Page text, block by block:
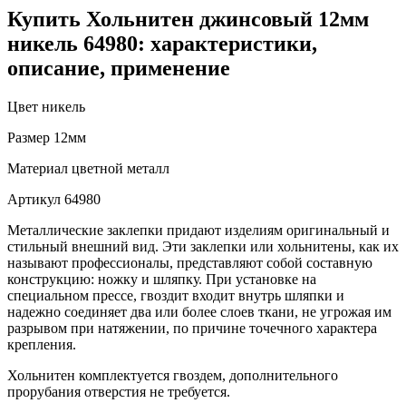
Купить Хольнитен джинсовый 12мм
никель 64980: характеристики,
описание, применение
Цвет никель
Размер 12мм
Материал цветной металл
Артикул 64980
Металлические заклепки придают изделиям оригинальный и
стильный внешний вид. Эти заклепки или хольнитены, как их
называют профессионалы, представляют собой составную
конструкцию: ножку и шляпку. При установке на
специальном прессе, гвоздит входит внутрь шляпки и
надежно соединяет два или более слоев ткани, не угрожая им
разрывом при натяжении, по причине точечного характера
крепления.
Хольнитен комплектуется гвоздем, дополнительного
прорубания отверстия не требуется.